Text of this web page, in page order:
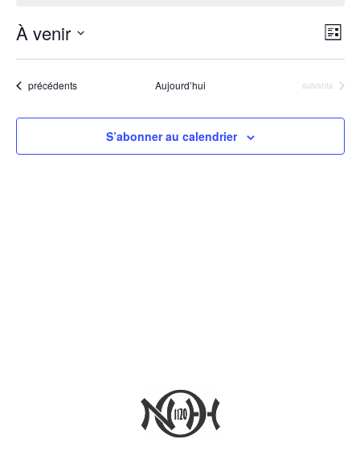
par
Liste
À venir
Sélectionnez
Évènements
précédents Aujourd’hui Évènements
suivants
S’abonner au calendrier